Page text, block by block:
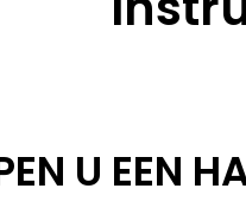
U EEN